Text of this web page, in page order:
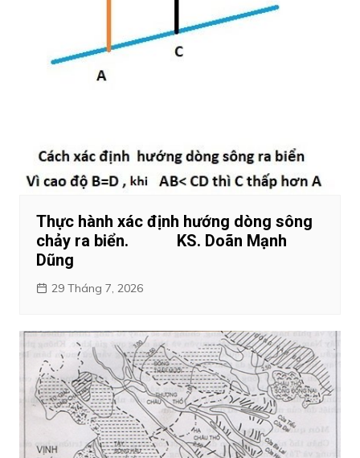
Thực hành xác định hướng dòng sông
chảy ra biển. KS. Doãn Mạnh
Dũng
29 Tháng 7, 2026